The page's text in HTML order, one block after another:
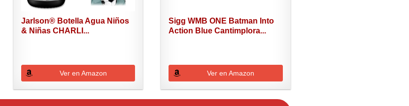
Jarlson® Botella Agua Niños
& Niñas CHARLI...
Ver en Amazon
Sigg WMB ONE Batman Into
Action Blue Cantimplora...
Ver en Amazon